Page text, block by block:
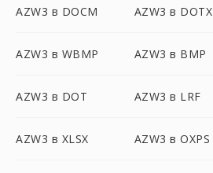
AZW3 в DOCM AZW3 в DOTX
AZW3 в WBMP AZW3 в BMP
AZW3 в DOT AZW3 в LRF
AZW3 в XLSX AZW3 в OXPS